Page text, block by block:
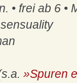
• frei ab 6
»Spuren